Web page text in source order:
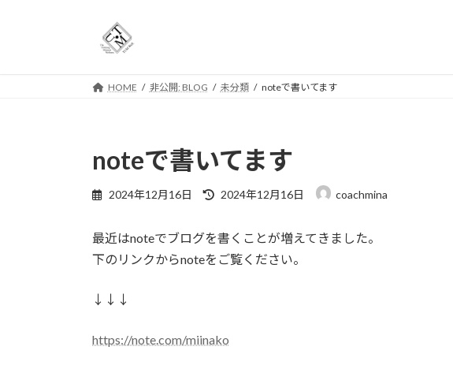
HOME 非公開: BLOG 未分類 noteで書いてます
noteで書いてます
2024年12月16日
最
新
日
2024年12月16日 coachmina
最近はnoteでブログを書くことが増えてきました。
下のリンクからnoteをご覧ください。
↓↓↓
https://note.com/miinako